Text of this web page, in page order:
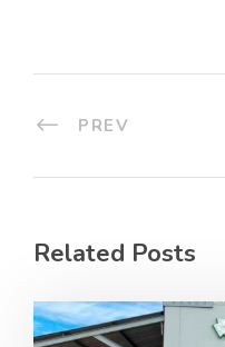
PREV
Related Posts